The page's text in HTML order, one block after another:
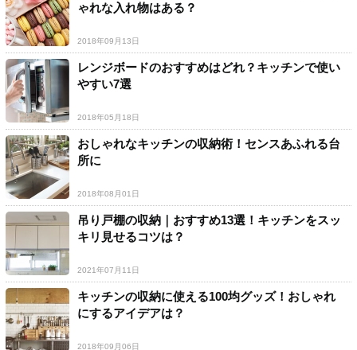
ゃれな入れ物はある？
2018年09月13日
レンジボードのおすすめはどれ？キッチンで使い
やすい7選
2018年05月18日
おしゃれなキッチンの収納術！センスあふれる台
所に
2018年08月01日
吊り戸棚の収納｜おすすめ13選！キッチンをスッ
キリ見せるコツは？
2021年07月11日
キッチンの収納に使える100均グッズ！おしゃれ
にするアイデアは？
2018年09月06日